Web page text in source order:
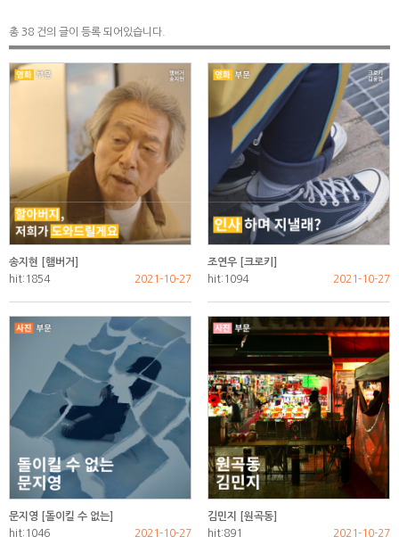
총 38 건의 글이 등록 되어있습니다.
송지현 [햄버거]
hit:1854
2021-10-27
조연우 [크로키]
hit:1094
2021-10-27
문지영 [돌이킬 수 없는]
hit:1046
2021-10-27
김민지 [원곡동]
hit:891
2021-10-27